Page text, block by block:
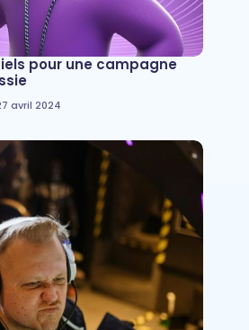
pour une campagne
avril 2024